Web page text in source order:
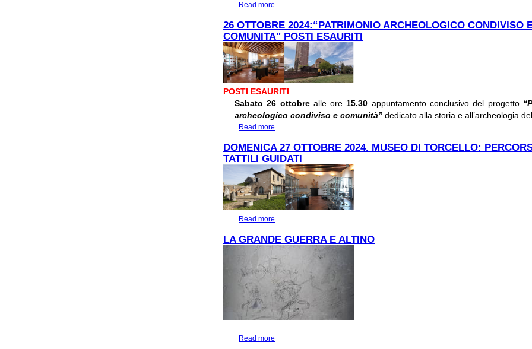
Read more
26 OTTOBRE 2024:“PATRIMONIO ARCHEOLOGICO CONDIVISO
COMUNITA'' POSTI ESAURITI
POSTI ESAURITI
Sabato 26 ottobrealle ore 15.30 appuntamento conclusivo del progetto
archeologico condiviso e comunità” dedicato alla storia e all’archeologia
Read more
DOMENICA 27 OTTOBRE 2024. MUSEO DI TORCELLO:
TATTILI GUIDATI
Read more
LA GRANDE GUERRA E ALTINO
Read more